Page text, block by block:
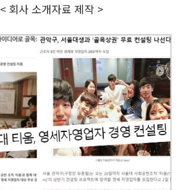
< 회사 소개자료 제작 >